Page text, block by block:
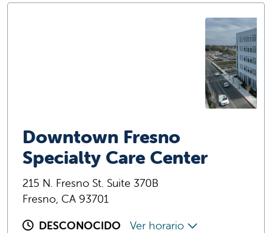
Downtown Fresno
Specialty Care Center
215 N. Fresno St. Suite 370B
Fresno, CA 93701
DESCONOCIDO
Ver horario